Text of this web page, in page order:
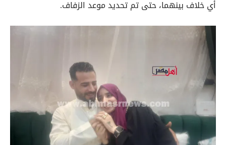
أي خلاف بينهما، حتى تم تحديد موعد الزفاف.